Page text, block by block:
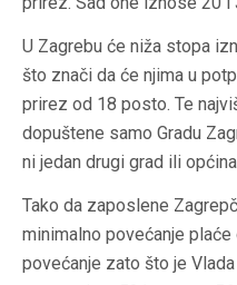
U Zagrebu će niža stopa
što znači da će njima u
prirez od 18 posto. Te
dopuštene samo Gradu
ni jedan drugi grad ili
Tako da zaposlene
minimalno povećanje
povećanje zato što je